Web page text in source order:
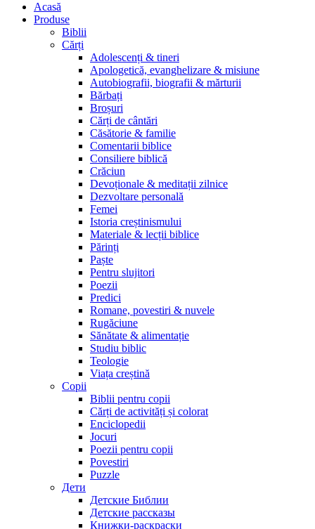
Acasă
Produse
Biblii
Cărți
Adolescenți & tineri
Apologetică, evanghelizare & misiune
Autobiografii, biografii & mărturii
Bărbați
Broșuri
Cărți de cântări
Căsătorie & familie
Comentarii biblice
Consiliere biblică
Crăciun
Devoționale & meditații zilnice
Dezvoltare personală
Femei
Istoria creștinismului
Materiale & lecții biblice
Părinți
Paște
Pentru slujitori
Poezii
Predici
Romane, povestiri & nuvele
Rugăciune
Sănătate & alimentație
Studiu biblic
Teologie
Viața creștină
Copii
Biblii pentru copii
Cărți de activități și colorat
Enciclopedii
Jocuri
Poezii pentru copii
Povestiri
Puzzle
Дети
Детские Библии
Детские рассказы
Книжки-раскраски